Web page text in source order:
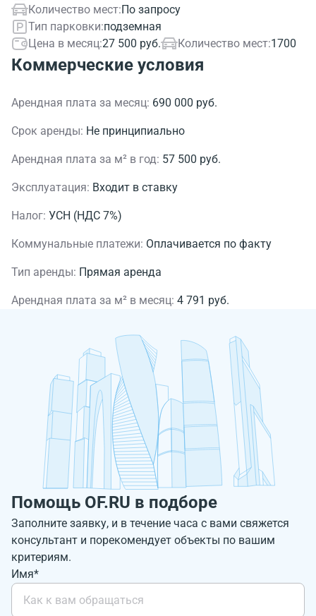
Количество мест:По запросу
Тип парковки:подземная
Цена в месяц:27 500 руб. Количество мест:1700
Коммерческие условия
Арендная плата за месяц: 690 000 руб.
Срок аренды: Не принципиально
Арендная плата за м² в год: 57 500 руб.
Эксплуатация: Входит в ставку
Налог: УСН (НДС 7%)
Коммунальные платежи: Оплачивается по факту
Тип аренды: Прямая аренда
Арендная плата за м² в месяц: 4 791 руб.
Помощь OF.RU в подборе
Заполните заявку, и в течение часа с вами свяжется
консультант и порекомендует объекты по вашим
критериям.
Имя*